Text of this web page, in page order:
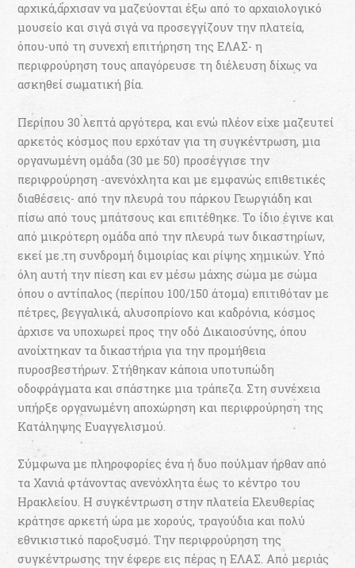
αρχικά,άρχισαν να μαζεύονται έξω από το αρχαιολογικό
μουσείο και σιγά σιγά να προσεγγίζουν την πλατεία,
όπου-υπό τη συνεχή επιτήρηση της ΕΛΑΣ- η
περιφρούρηση τους απαγόρευσε τη διέλευση δίχως να
ασκηθεί σωματική βία.
Περίπου 30 λεπτά αργότερα, και ενώ πλέον είχε μαζευτεί
αρκετός κόσμος που ερχόταν για τη συγκέντρωση, μια
οργανωμένη ομάδα (30 με 50) προσέγγισε την
περιφρούρηση -ανενόχλητα και με εμφανώς επιθετικές
διαθέσεις- από την πλευρά του πάρκου Γεωργιάδη και
πίσω από τους μπάτσους και επιτέθηκε. Το ίδιο έγινε και
από μικρότερη ομάδα από την πλευρά των δικαστηρίων,
εκεί με τη συνδρομή διμοιρίας και ρίψης χημικών. Υπό
όλη αυτή την πίεση και εν μέσω μάχης σώμα με σώμα
όπου ο αντίπαλος (περίπου 100/150 άτομα) επιτιθόταν με
πέτρες, βεγγαλικά, αλυσοπρίονο και καδρόνια, κόσμος
άρχισε να υποχωρεί προς την οδό Δικαιοσύνης, όπου
ανοίχτηκαν τα δικαστήρια για την προμήθεια
πυροσβεστήρων. Στήθηκαν κάποια υποτυπώδη
οδοφράγματα και σπάστηκε μια τράπεζα. Στη συνέχεια
υπήρξε οργανωμένη αποχώρηση και περιφρούρηση της
Κατάληψης Ευαγγελισμού.
Σύμφωνα με πληροφορίες ένα ή δυο πούλμαν ήρθαν από
τα Χανιά φτάνοντας ανενόχλητα έως το κέντρο του
Ηρακλείου. Η συγκέντρωση στην πλατεία Ελευθερίας
κράτησε αρκετή ώρα με χορούς, τραγούδια και πολύ
εθνικιστικό παροξυσμό. Την περιφρούρηση της
συγκέντρωσης την έφερε εις πέρας η ΕΛΑΣ. Από μεριάς